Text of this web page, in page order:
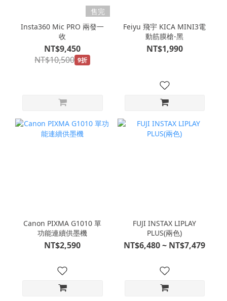
售完
Insta360 Mic PRO 兩發一
收
NT$9,450
NT$10,500 9折
Feiyu 飛宇 KICA MINI3電
動筋膜槍-黑
NT$1,990
Canon PIXMA G1010 單
功能連續供墨機
NT$2,590
FUJI INSTAX LIPLAY
PLUS(兩色)
NT$6,480 ~ NT$7,479